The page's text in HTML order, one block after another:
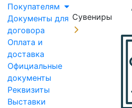
Покупателям
Документы для
договора
Оплата и
доставка
Официальные
документы
Реквизиты
Выставки
Сувениры